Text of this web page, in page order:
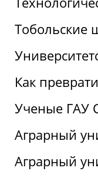
Тобольские
Как
Ученые ГАУ
Аграрный
Аграрный